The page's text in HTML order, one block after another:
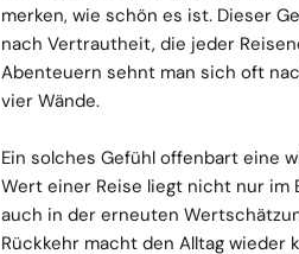
merken, wie schön es ist. Dieser
nach Vertrautheit, die jeder
Abenteuern sehnt man sich oft
vier Wände.
Ein solches Gefühl offenbart eine
Wert einer Reise liegt nicht nur im
auch in der erneuten
Rückkehr macht den Alltag wieder